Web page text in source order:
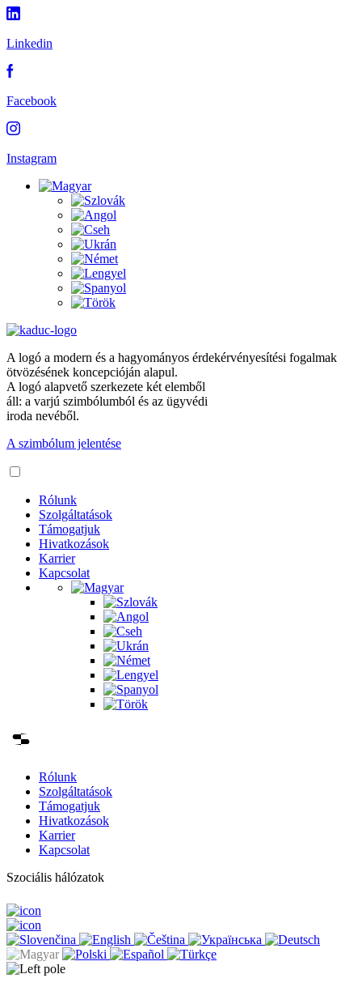
Linkedin
Facebook
Instagram
A logó a modern és a hagyományos érdekérvényesítési fogalmak
ötvözésének koncepcióján alapul.
A logó alapvető szerkezete két elemből
áll: a varjú szimbólumból és az ügyvédi
iroda nevéből.
A szimbólum jelentése
Rólunk
Szolgáltatások
Támogatjuk
Hivatkozások
Karrier
Kapcsolat
Rólunk
Szolgáltatások
Támogatjuk
Hivatkozások
Karrier
Kapcsolat
Szociális hálózatok